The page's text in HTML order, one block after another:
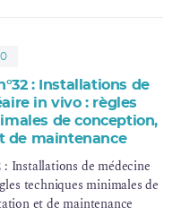
: Installations de
in vivo : règles
de conception,
de maintenance
Installations de médecine
techniques minimales de
et de maintenance